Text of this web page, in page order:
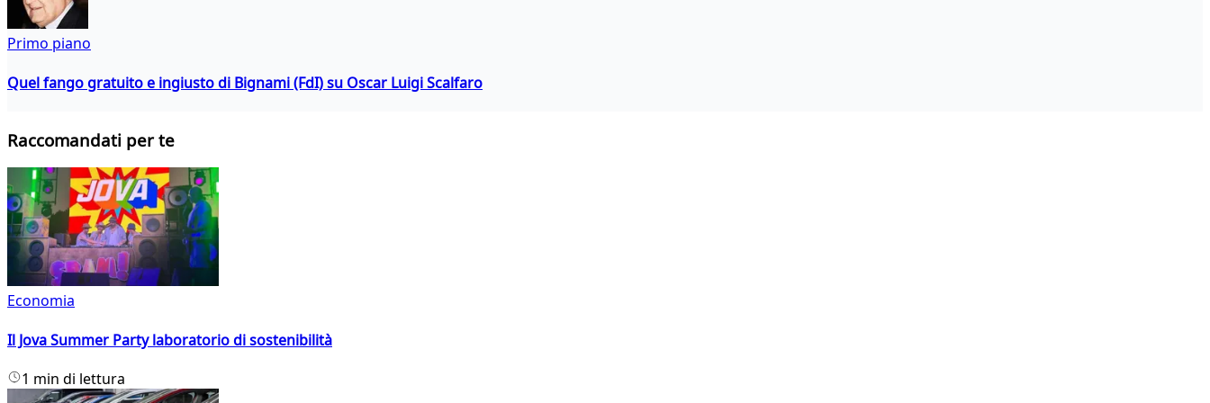
Primo piano
Quel fango gratuito e ingiusto di Bignami (FdI) su Oscar Luigi Scalfaro
Raccomandati per te
Economia
Il Jova Summer Party laboratorio di sostenibilità
1 min di lettura